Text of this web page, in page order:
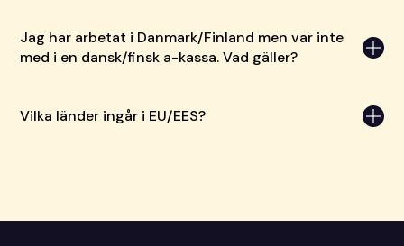
Jag har arbetat i Danmark/Finland men var inte
med i en dansk/finsk a-kassa. Vad gäller?
Vilka länder ingår i EU/EES?